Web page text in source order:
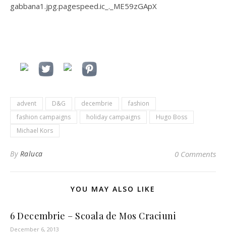
advent D&G decembrie
fashion
fashion campaigns
holiday campaigns
Hugo Boss
Michael Kors
By Raluca 0 Comments
YOU MAY ALSO LIKE
6 Decembrie – Scoala de Mos Craciuni
December 6, 2013